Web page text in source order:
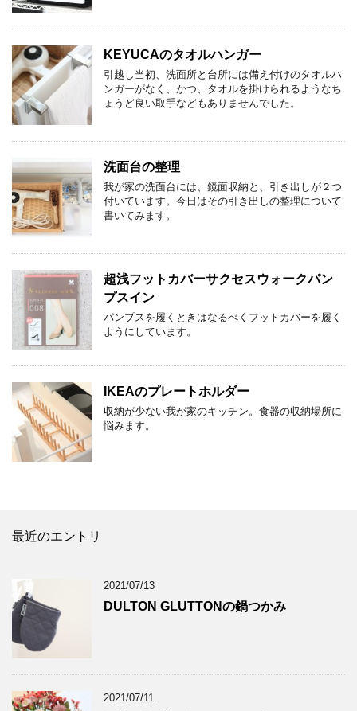
KEYUCAのタオルハンガー
引越し当初、洗面所と台所には備え付けのタオルハ
ンガーがなく、かつ、タオルを掛けられるようなち
ょうど良い取手などもありませんでした。
洗面台の整理
我が家の洗面台には、鏡面収納と、引き出しが２つ
付いています。今日はその引き出しの整理について
書いてみます。
超浅フットカバーサクセスウォークパン
プスイン
パンプスを履くときはなるべくフットカバーを履く
ようにしています。
IKEAのプレートホルダー
収納が少ない我が家のキッチン。食器の収納場所に
悩みます。
最近のエントリ
2021/07/13
DULTON GLUTTONの鍋つかみ
2021/07/11